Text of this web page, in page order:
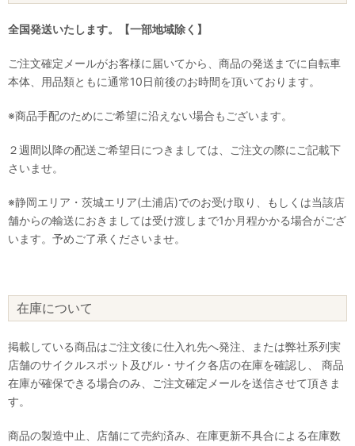
全国発送いたします。【一部地域除く】
ご注文確定メールがお客様に届いてから、商品の発送までに自転車
本体、用品類ともに通常10日前後のお時間を頂いております。
※商品手配のためにご希望に沿えない場合もございます。
２週間以降の配送ご希望日につきましては、ご注文の際にご記載下
さいませ。
※静岡エリア・茨城エリア(土浦店)でのお受け取り、もしくは当該店
舗からの輸送におきましては受け渡しまで1か月程かかる場合がござ
います。予めご了承くださいませ。
在庫について
掲載している商品はご注文後に仕入れ先へ発注、または弊社系列実
店舗のサイクルスポット及びル・サイク各店の在庫を確認し、 商品
在庫が確保できる場合のみ、ご注文確定メールを送信させて頂きま
す。
商品の製造中止、店舗にて売約済み、在庫更新不具合による在庫数